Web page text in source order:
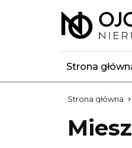
Strona
Strona główna